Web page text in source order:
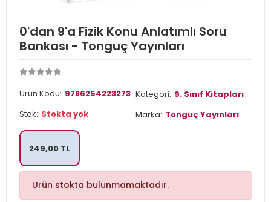
0'dan 9'a Fizik Konu Anlatımlı Soru
Bankası - Tonguç Yayınları
Ürün Kodu: 9786254223273 Kategori: 9. Sınıf Kitapları
Stok: Stokta yok Marka: Tonguç Yayınları
249,00 TL
Ürün stokta bulunmamaktadır.